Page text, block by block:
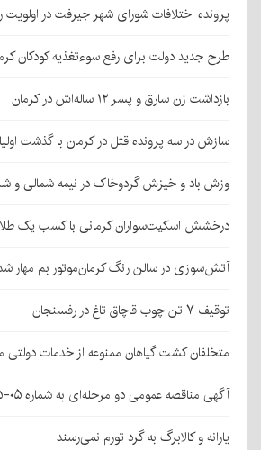
پرونده اختلافات شورای شهر جیرفت در
طرح جدید دولت برای رفع سوءتغذیه کودکان
بازداشت زن سارق و پسر ۱۲ ساله‌اش در کرمان
سازش در سه پرونده قتل در کرمان با گذشت
وزش باد و خیزش گردوخاک در نیمه شمالی و
درخشش اسکیت‌سواران کرمانی با کسب یک
آتش‌سوزی در سالن رنگ کرمان‌موتور بم مهار
توقیف ۷ تن چوب قاچاق تاغ در رفسنجان
متخلفان کشت گیاهان ممنوعه از خدمات
آگهی مناقصه عمومی دو مرحله‌ای به شماره ۰۵-۱۴۰۵ (تجدید اول)
یارانه و کالابرگ به گرد تورم نمی‌رسند